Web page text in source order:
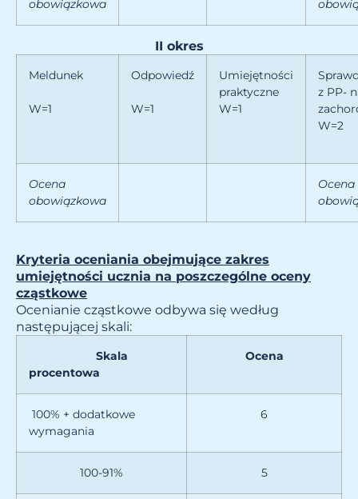
obowiązkowa
II okres
Meldunek
W=1
Odpowiedź
W=1
Umiejętności
praktyczne
W=1
z PP-
W=2
Ocena
obowiązkowa
Ocena
Kryteria oceniania obejmujące zakres
umiejętności ucznia na poszczególne oceny
cząstkowe
Ocenianie cząstkowe odbywa się według
następującej skali:
Skala
procentowa
Ocena
100% + dodatkowe
wymagania
6
100-91% 5